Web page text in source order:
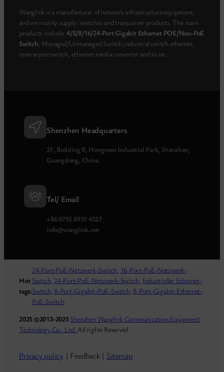
Wanglink is a manufacturer of network infrastructure equipment,
and we mainly supply: switches and transceiver products. The main
products include: 4/5/8/16/24-Port Gigabit Ethernet POE/Non-PoE
Switch, Managed/Unmanaged Switch,industrial switch ethernet,
reverse poe switch, ethernet media converter and so on.
Shenzhen Headquarters
2F, Building B, Hongmen Industrial Park, Shenzhen,
Guangdong, China
Tel/ Email
+86 0755 8931 4527
info@wanglink.net
Hot
tags:
24-Port-PoE-Netzwerk-Switch 16-Port-PoE-Netzwerk-
Switch 24-Port-PoE-Netzwerk-Switch Industrieller Ethernet-
Switch 8-Port-Gigabit-PoE-Switch 8-Port-Gigabit-Ethernet-
PoE-Switch
2025 ©2013-2025Shenzhen Wanglink Communication Equipment
Technology Co., Ltd. All rights Reserved.
Privacy policy | Feedback | Sitemap